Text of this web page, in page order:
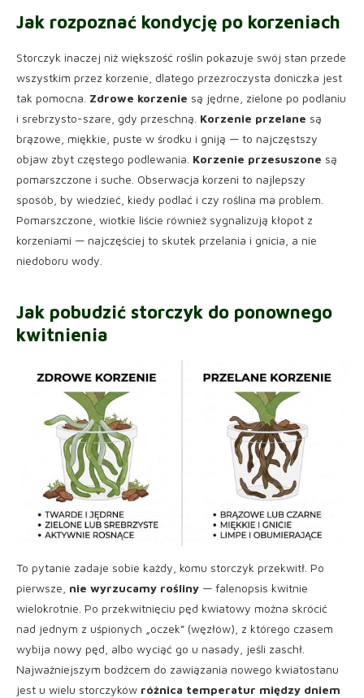
Jak rozpoznać kondycję po korzeniach
Storczyk inaczej niż większość roślin pokazuje swój stan przede
wszystkim przez korzenie, dlatego przezroczysta doniczka jest
tak pomocna. Zdrowe korzenie są jędrne, zielone po podlaniu
i srebrzysto-szare, gdy przeschną. Korzenie przelane są
brązowe, miękkie, puste w środku i gniją — to najczęstszy
objaw zbyt częstego podlewania. Korzenie przesuszone są
pomarszczone i suche. Obserwacja korzeni to najlepszy
sposób, by wiedzieć, kiedy podlać i czy roślina ma problem.
Pomarszczone, wiotkie liście również sygnalizują kłopot z
korzeniami — najczęściej to skutek przelania i gnicia, a nie
niedoboru wody.
Jak pobudzić storczyk do ponownego
kwitnienia
To pytanie zadaje sobie każdy, komu storczyk przekwitł. Po
pierwsze, nie wyrzucamy rośliny — falenopsis kwitnie
wielokrotnie. Po przekwitnięciu pęd kwiatowy można skrócić
nad jednym z uśpionych „oczek” (węzłów), z którego czasem
wybija nowy pęd, albo wyciąć go u nasady, jeśli zaschł.
Najważniejszym bodźcem do zawiązania nowego kwiatostanu
jest u wielu storczyków różnica temperatur między dniem